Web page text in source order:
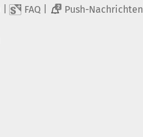
FAQ 2 Push-Nachrichten